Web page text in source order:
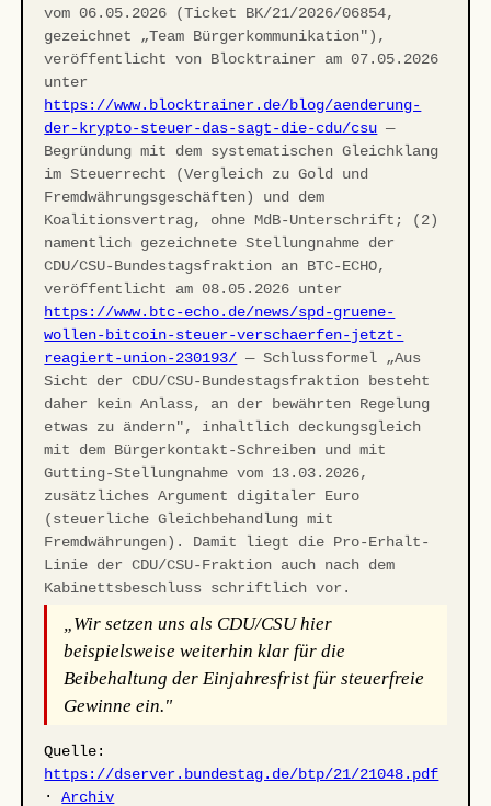
vom 06.05.2026 (Ticket BK/21/2026/06854,
gezeichnet „Team Bürgerkommunikation"),
veröffentlicht von Blocktrainer am 07.05.2026
unter
https://www.blocktrainer.de/blog/aenderung-
der-krypto-steuer-das-sagt-die-cdu/csu —
Begründung mit dem systematischen Gleichklang
im Steuerrecht (Vergleich zu Gold und
Fremdwährungsgeschäften) und dem
Koalitionsvertrag, ohne MdB-Unterschrift; (2)
namentlich gezeichnete Stellungnahme der
CDU/CSU-Bundestagsfraktion an BTC-ECHO,
veröffentlicht am 08.05.2026 unter
https://www.btc-echo.de/news/spd-gruene-
wollen-bitcoin-steuer-verschaerfen-jetzt-
reagiert-union-230193/ — Schlussformel „Aus
Sicht der CDU/CSU-Bundestagsfraktion besteht
daher kein Anlass, an der bewährten Regelung
etwas zu ändern", inhaltlich deckungsgleich
mit dem Bürgerkontakt-Schreiben und mit
Gutting-Stellungnahme vom 13.03.2026,
zusätzliches Argument digitaler Euro
(steuerliche Gleichbehandlung mit
Fremdwährungen). Damit liegt die Pro-Erhalt-
Linie der CDU/CSU-Fraktion auch nach dem
Kabinettsbeschluss schriftlich vor.
„Wir setzen uns als CDU/CSU hier
beispielsweise weiterhin klar für die
Beibehaltung der Einjahresfrist für steuerfreie
Gewinne ein."
Quelle:
https://dserver.bundestag.de/btp/21/21048.pdf
·Archiv